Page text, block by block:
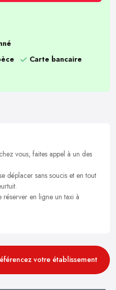
Carte bancaire
vous, faites appel à un des
déplacer sans soucis et en tout
réserver en ligne un taxi à
votre établissement